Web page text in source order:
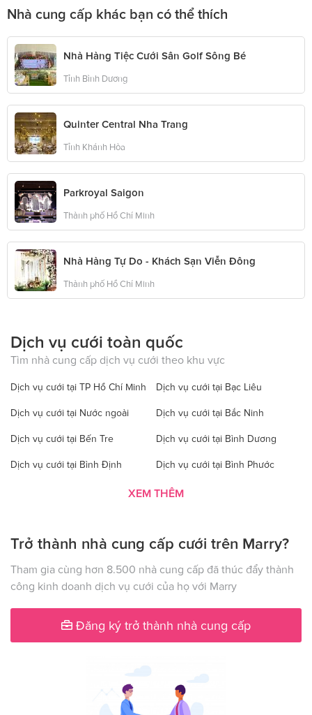
Nhà cung cấp khác bạn có thể thích
Nhà Hàng Tiệc Cưới Sân Golf Sông Bé
Tỉnh Bình Dương
Quinter Central Nha Trang
Tỉnh Khánh Hòa
Parkroyal Saigon
Thành phố Hồ Chí Minh
Nhà Hàng Tự Do - Khách Sạn Viễn Đông
Thành phố Hồ Chí Minh
Dịch vụ cưới toàn quốc
Tìm nhà cung cấp dịch vụ cưới theo khu vực
Dịch vụ cưới tại TP Hồ Chí Minh Dịch vụ cưới tại Bạc Liêu
Dịch vụ cưới tại Nước ngoài Dịch vụ cưới tại Bắc Ninh
Dịch vụ cưới tại Bến Tre Dịch vụ cưới tại Bình Dương
Dịch vụ cưới tại Bình Định Dịch vụ cưới tại Bình Phước
Dịch vụ cưới tại Bình Thuận Dịch vụ cưới tại Cà Mau
Dịch vụ cưới tại Hà Nội Dịch vụ cưới tại Đăk Nông
Dịch vụ cưới tại Điện Biên Dịch vụ cưới tại Đồng Nai
Dịch vụ cưới tại Đồng Tháp Dịch vụ cưới tại Gia Lai
Dịch vụ cưới tại Hà Giang Dịch vụ cưới tại Hà Nam
Dịch vụ cưới tại Hà Tây Dịch vụ cưới tại Hà Tĩnh
Dịch vụ cưới tại Hậu Giang Dịch vụ cưới tại Hòa Bình
XEM THÊM
Trở thành nhà cung cấp cưới trên Marry?
Tham gia cùng hơn 8.500 nhà cung cấp đã thúc đẩy thành
công kinh doanh dịch vụ cưới của họ với Marry
Đăng ký trở thành nhà cung cấp